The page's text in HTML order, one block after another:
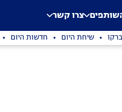
צרו קשר
שיחת היום חדשות היום